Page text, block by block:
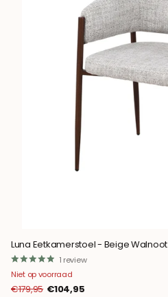
Luna Eetkamerstoel - Beige Walnoot
1 review
Niet op voorraad
€179,95 €104,95